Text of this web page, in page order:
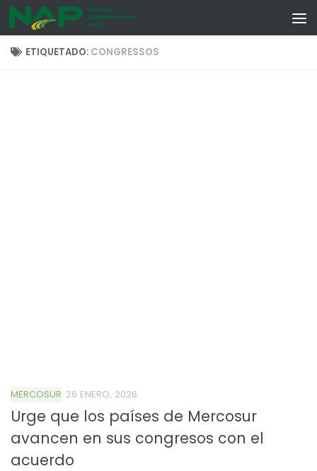
Skip to content
ETIQUETADO: CONGRESSOS
MERCOSUR 26 ENERO, 2026
Urge que los países de Mercosur
avancen en sus congresos con el
acuerdo